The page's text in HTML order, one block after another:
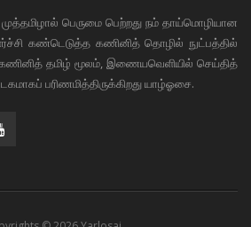
பெருமை பெற்றது நம் தாய்மொழியான
கண்டெடுத்த கணினித் தொழில் நுட்பத்தில்
தமிழ் மூலம், இணையவெளியில் செய்தித்
பரிணமித்திருக்கிறது யாழ்ஓசை.